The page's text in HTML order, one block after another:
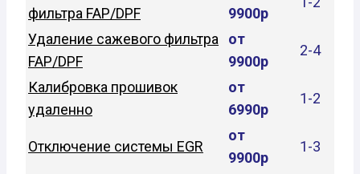
фильтра FAP/DPF
9900р
Удаление сажевого фильтра
FAP/DPF
от
9900р
2-4
Калибровка прошивок
удаленно
от
6990р
1-2
Отключение системы EGR
от
9900р
1-3